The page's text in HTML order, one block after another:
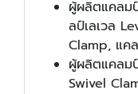
ผู้ผลิตแคลม
ลป์เลเวล
Clamp, แค
ผู้ผลิตแคลม
Swivel